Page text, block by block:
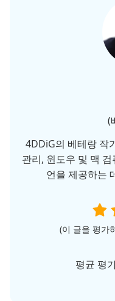
(
4DDiG의 베테랑 작
관리, 윈도우 및 맥
언을 제공하는
(이 글을 평가
평균 평